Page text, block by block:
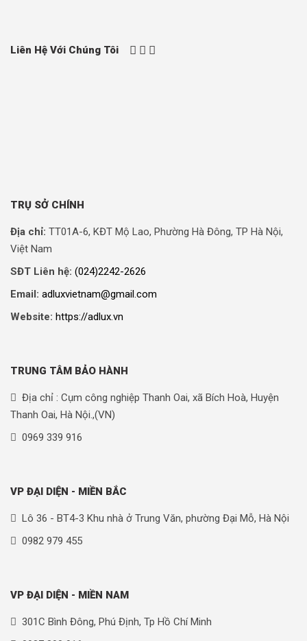
Liên Hệ Với Chúng Tôi
TRỤ SỞ CHÍNH
Địa chỉ: TT01A-6, KĐT Mộ Lao, Phường Hà Đông, TP Hà Nội,
Việt Nam
SĐT Liên hệ: (024)2242-2626
Email: adluxvietnam@gmail.com
Website: https://adlux.vn
TRUNG TÂM BẢO HÀNH
Địa chỉ : Cụm công nghiệp Thanh Oai, xã Bích Hoà, Huyện
Thanh Oai, Hà Nội.,(VN)
0969 339 916
VP ĐẠI DIỆN - MIỀN BẮC
Lô 36 - BT4-3 Khu nhà ở Trung Văn, phường Đại Mỗ, Hà Nội
0982 979 455
VP ĐẠI DIỆN - MIỀN NAM
301C Bình Đông, Phú Định, Tp Hồ Chí Minh